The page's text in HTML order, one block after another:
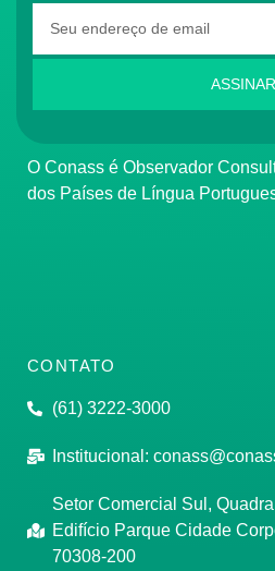
ASSINAR
O Conass é Observador Consultivo da Comunidade
dos Países de Língua
CONTATO
(61) 3222-3000
Institucional:
Setor Comercial Sul,
Edifício Parque Cidade
70308-200